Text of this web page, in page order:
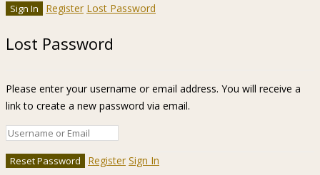
Register Lost Password
Lost Password
Please enter your username or email address. You will receive a
link to create a new password via email.
Register Sign In